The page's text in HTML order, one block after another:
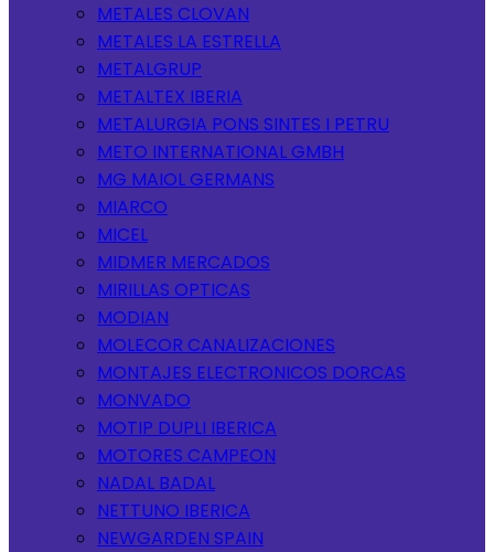
METALES CLOVAN
METALES LA ESTRELLA
METALGRUP
METALTEX IBERIA
METALURGIA PONS SINTES I PETRU
METO INTERNATIONAL GMBH
MG MAIOL GERMANS
MIARCO
MICEL
MIDMER MERCADOS
MIRILLAS OPTICAS
MODIAN
MOLECOR CANALIZACIONES
MONTAJES ELECTRONICOS DORCAS
MONVADO
MOTIP DUPLI IBERICA
MOTORES CAMPEON
NADAL BADAL
NETTUNO IBERICA
NEWGARDEN SPAIN